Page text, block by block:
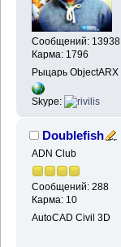
Сообщений: 13938
Карма: 1796
Рыцарь ObjectARX
Skype:
Doublefish
ADN Club
Сообщений: 288
Карма: 10
AutoCAD Civil 3D